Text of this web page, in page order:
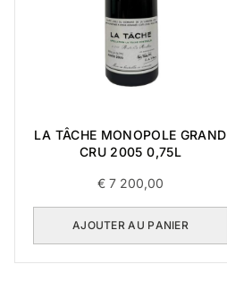
LA TÂCHE MONOPOLE GRAND
CRU 2005 0,75L
€ 7 200,00
AJOUTER AU PANIER